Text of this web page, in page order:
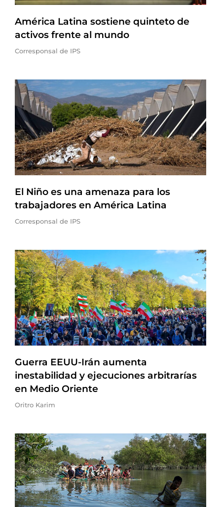
América Latina sostiene quinteto de
activos frente al mundo
Corresponsal de IPS
El Niño es una amenaza para los
trabajadores en América Latina
Corresponsal de IPS
Guerra EEUU-Irán aumenta
inestabilidad y ejecuciones arbitrarías
en Medio Oriente
Oritro Karim